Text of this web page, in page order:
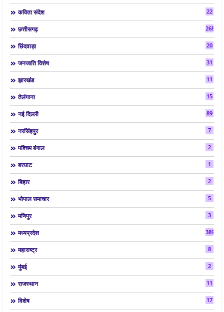
कविता संदेश 22
छत्तीसगढ़ 268
छिंदवाड़ा 20
जनजाति विशेष 31
झारखंड 11
तेलंगाना 15
नई दिल्ली 89
नरसिंहपुर 7
पश्चिम बंगाल 2
बरघाट 1
बिहार 2
भोपाल समाचार 5
मणिपुर 3
मध्यप्रदेश 3892
महाराष्ट्र 8
मुंबई 2
राजस्थान 11
विशेष 17